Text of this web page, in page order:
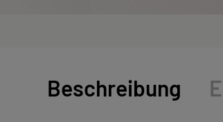
Beschreibung